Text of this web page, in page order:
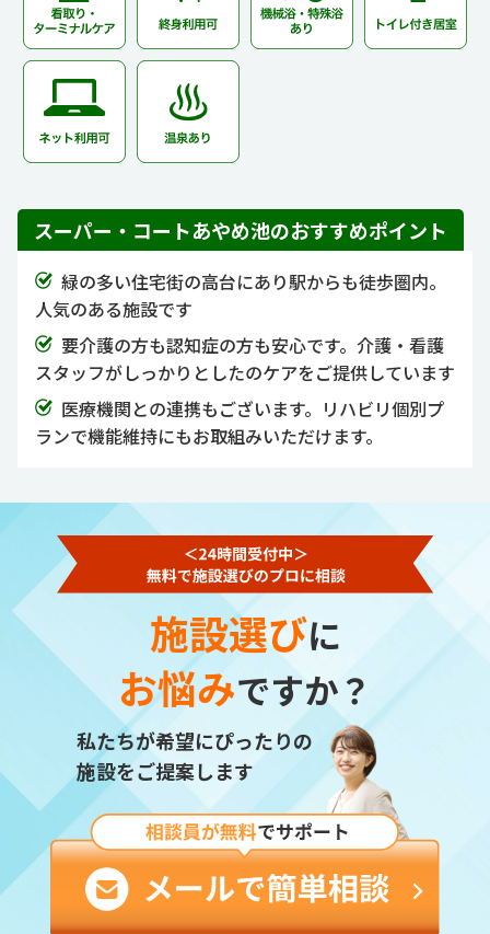
スーパー・コートあやめ池のおすすめポイント
緑の多い住宅街の高台にあり駅からも徒歩圏内。
人気のある施設です
要介護の方も認知症の方も安心です。介護・看護
スタッフがしっかりとしたのケアをご提供しています
医療機関との連携もございます。リハビリ個別プ
ランで機能維持にもお取組みいただけます。
施設選びに
お悩みですか？
私たちが希望にぴったりの
施設をご提案します